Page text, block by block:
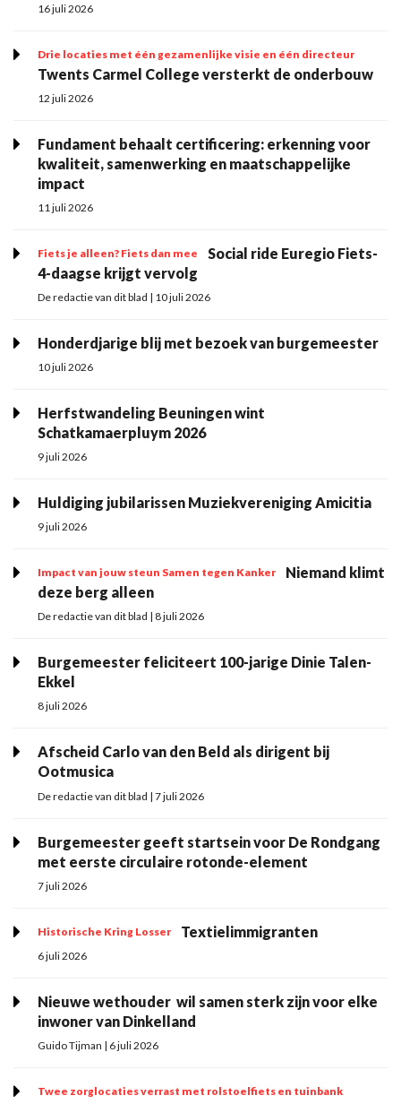
16 juli 2026
Drie locaties met één gezamenlijke visie en één directeur
Twents Carmel College versterkt de onderbouw
12 juli 2026
Fundament behaalt certificering: erkenning voor
kwaliteit, samenwerking en maatschappelijke
impact
11 juli 2026
Fiets je alleen? Fiets dan mee
Social ride Euregio Fiets-
4-daagse krijgt vervolg
De redactie van dit blad | 10 juli 2026
Honderdjarige blij met bezoek van burgemeester
10 juli 2026
Herfstwandeling Beuningen wint
Schatkamaerpluym 2026
9 juli 2026
Huldiging jubilarissen Muziekvereniging Amicitia
9 juli 2026
Impact van jouw steun Samen tegen Kanker
Niemand klimt
deze berg alleen
De redactie van dit blad | 8 juli 2026
Burgemeester feliciteert 100-jarige Dinie Talen-
Ekkel
8 juli 2026
Afscheid Carlo van den Beld als dirigent bij
Ootmusica
De redactie van dit blad | 7 juli 2026
Burgemeester geeft startsein voor De Rondgang
met eerste circulaire rotonde-element
7 juli 2026
Historische Kring Losser Textielimmigranten
6 juli 2026
Nieuwe wethouder ­ wil samen sterk zijn voor elke
inwoner van Dinkelland
Guido Tijman | 6 juli 2026
Twee zorglocaties verrast met rolstoelfiets en tuinbank